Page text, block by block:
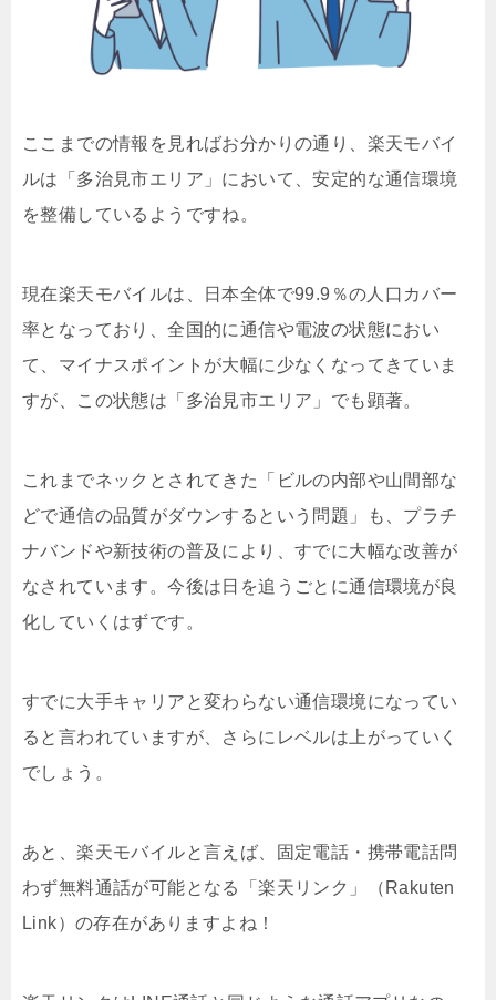
ここまでの情報を見ればお分かりの通り、楽天モバイ
ルは「多治見市エリア」において、安定的な通信環境
を整備しているようですね。
現在楽天モバイルは、日本全体で99.9％の人口カバー
率となっており、全国的に通信や電波の状態におい
て、マイナスポイントが大幅に少なくなってきていま
すが、この状態は「多治見市エリア」でも顕著。
これまでネックとされてきた「ビルの内部や山間部な
どで通信の品質がダウンするという問題」も、プラチ
ナバンドや新技術の普及により、すでに大幅な改善が
なされています。今後は日を追うごとに通信環境が良
化していくはずです。
すでに大手キャリアと変わらない通信環境になってい
ると言われていますが、さらにレベルは上がっていく
でしょう。
あと、楽天モバイルと言えば、固定電話・携帯電話問
わず無料通話が可能となる「楽天リンク」（Rakuten
Link）の存在がありますよね！